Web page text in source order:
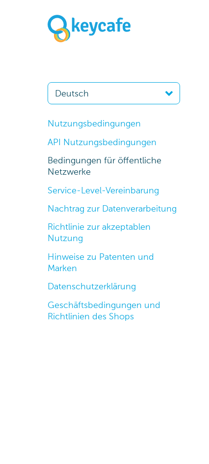
Nutzungsbedingungen
API Nutzungsbedingungen
Bedingungen für öffentliche
Netzwerke
Service-Level-Vereinbarung
Nachtrag zur Datenverarbeitung
Richtlinie zur akzeptablen
Nutzung
Hinweise zu Patenten und
Marken
Datenschutzerklärung
Geschäftsbedingungen und
Richtlinien des Shops